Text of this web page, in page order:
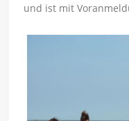
und ist mit